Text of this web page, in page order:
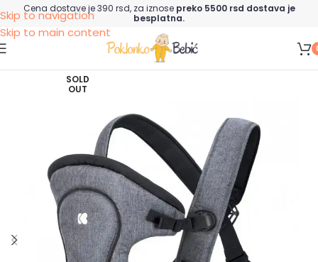
Skip to navigation
Skip to main content
Cena dostave je 390 rsd, za iznose preko 5500 rsd dostava je
besplatna.
SOLD
OUT